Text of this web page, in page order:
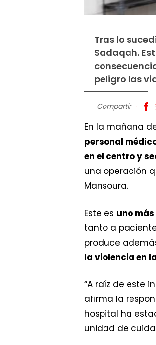
Tras lo
Sadaqah.
peligro las
Compartir
En la mañana
personal
en el centro y
una operación
Mansoura.
Este es uno
tanto a
produce
la violencia en
“A raíz de este
afirma la
hospital ha
unidad de